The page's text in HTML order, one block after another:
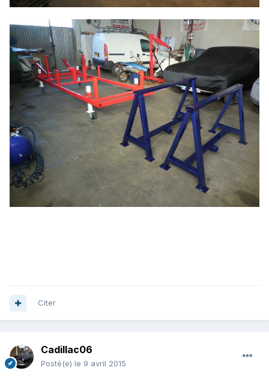
Citer
Cadillac06
Posté(e) le 9 avril 2015